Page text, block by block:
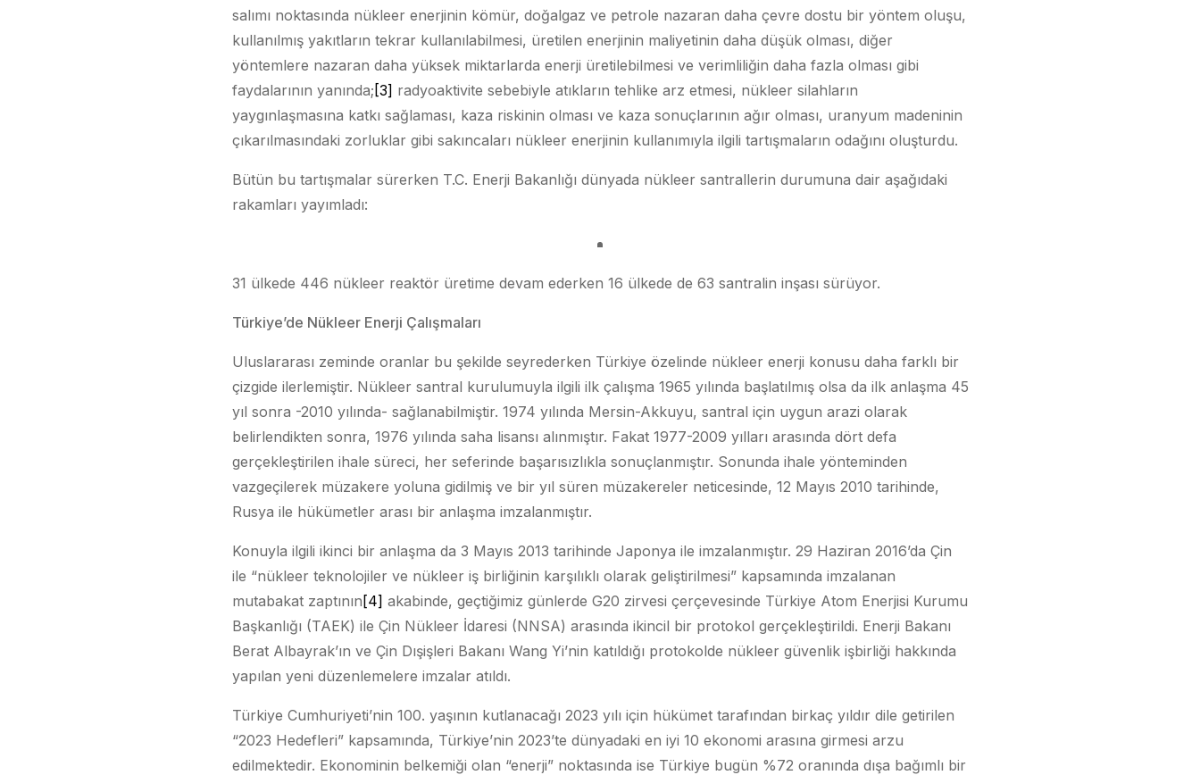
salımı noktasında nükleer enerjinin kömür, doğalgaz ve petrole nazaran daha çevre dostu bir yöntem oluşu,
kullanılmış yakıtların tekrar kullanılabilmesi, üretilen enerjinin maliyetinin daha düşük olması, diğer
yöntemlere nazaran daha yüksek miktarlarda enerji üretilebilmesi ve verimliliğin daha fazla olması gibi
faydalarının yanında; [3] radyoaktivite sebebiyle atıkların tehlike arz etmesi, nükleer silahların
yaygınlaşmasına katkı sağlaması, kaza riskinin olması ve kaza sonuçlarının ağır olması, uranyum madeninin
çıkarılmasındaki zorluklar gibi sakıncaları nükleer enerjinin kullanımıyla ilgili tartışmaların odağını oluşturdu.
Bütün bu tartışmalar sürerken T.C. Enerji Bakanlığı dünyada nükleer santrallerin durumuna dair aşağıdaki
rakamları yayımladı:
31 ülkede 446 nükleer reaktör üretime devam ederken 16 ülkede de 63 santralin inşası sürüyor.
Türkiye’de Nükleer Enerji Çalışmaları
Uluslararası zeminde oranlar bu şekilde seyrederken Türkiye özelinde nükleer enerji konusu daha farklı bir
çizgide ilerlemiştir. Nükleer santral kurulumuyla ilgili ilk çalışma 1965 yılında başlatılmış olsa da ilk anlaşma 45
yıl sonra -2010 yılında- sağlanabilmiştir. 1974 yılında Mersin-Akkuyu, santral için uygun arazi olarak
belirlendikten sonra, 1976 yılında saha lisansı alınmıştır. Fakat 1977-2009 yılları arasında dört defa
gerçekleştirilen ihale süreci, her seferinde başarısızlıkla sonuçlanmıştır. Sonunda ihale yönteminden
vazgeçilerek müzakere yoluna gidilmiş ve bir yıl süren müzakereler neticesinde, 12 Mayıs 2010 tarihinde,
Rusya ile hükümetler arası bir anlaşma imzalanmıştır.
Konuyla ilgili ikinci bir anlaşma da 3 Mayıs 2013 tarihinde Japonya ile imzalanmıştır. 29 Haziran 2016’da Çin
ile “nükleer teknolojiler ve nükleer iş birliğinin karşılıklı olarak geliştirilmesi” kapsamında imzalanan
mutabakat zaptının[4] akabinde, geçtiğimiz günlerde G20 zirvesi çerçevesinde Türkiye Atom Enerjisi Kurumu
Başkanlığı (TAEK) ile Çin Nükleer İdaresi (NNSA) arasında ikincil bir protokol gerçekleştirildi. Enerji Bakanı
Berat Albayrak’ın ve Çin Dışişleri Bakanı Wang Yi’nin katıldığı protokolde nükleer güvenlik işbirliği hakkında
yapılan yeni düzenlemelere imzalar atıldı.
Türkiye Cumhuriyeti’nin 100. yaşının kutlanacağı 2023 yılı için hükümet tarafından birkaç yıldır dile getirilen
“2023 Hedefleri” kapsamında, Türkiye’nin 2023’te dünyadaki en iyi 10 ekonomi arasına girmesi arzu
edilmektedir. Ekonominin belkemiği olan “enerji” noktasında ise Türkiye bugün %72 oranında dışa bağımlı bir